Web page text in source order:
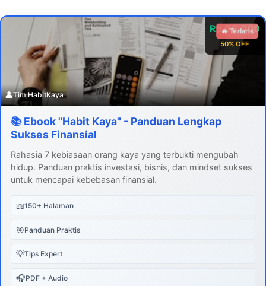
Rp 99.000
50% OFF
🔥 Terlaris
👤Tim HabitKaya
📚 Ebook "Habit Kaya" - Panduan Lengkap
Sukses Finansial
Rahasia 7 kebiasaan orang kaya yang terbukti mengubah
hidup. Panduan praktis investasi, bisnis, dan mindset sukses
untuk mencapai kebebasan finansial.
📖150+ Halaman
🎯Panduan Praktis
💡Tips Expert
🎧PDF + Audio